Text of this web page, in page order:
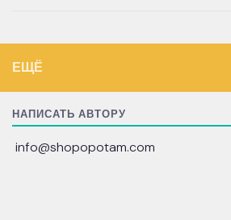
ЕЩЁ
НАПИСАТЬ АВТОРУ
info@shopopotam.com